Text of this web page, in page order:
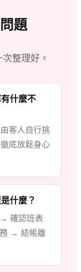
題
整理好。
什麼不
客人自行挑
底放鬆身心
什麼？
確認班表
→ 結帳離